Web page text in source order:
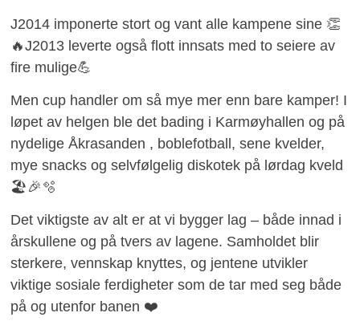
J2014 imponerte stort og vant alle kampene sine 👏
🔥J2013 leverte også flott innsats med to seiere av
fire mulige💪
Men cup handler om så mye mer enn bare kamper! I
løpet av helgen ble det bading i Karmøyhallen og på
nydelige Åkrasanden , boblefotball, sene kvelder,
mye snacks og selvfølgelig diskotek på lørdag kveld
🏖️🎉🫧
Det viktigste av alt er at vi bygger lag – både innad i
årskullene og på tvers av lagene. Samholdet blir
sterkere, vennskap knyttes, og jentene utvikler
viktige sosiale ferdigheter som de tar med seg både
på og utenfor banen ❤️